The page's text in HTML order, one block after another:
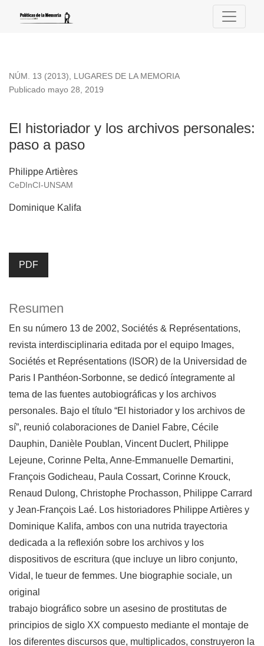
El historiador y los archivos personales: paso a paso
NÚM. 13 (2013), LUGARES DE LA MEMORIA
El historiador y los archivos personales:
paso a paso
Publicado mayo 28, 2019
Philippe Artières
CeDInCI-UNSAM
Dominique Kalifa
PDF
Resumen
En su número 13 de 2002, Sociétés & Représentations,
revista interdisciplinaria editada por el equipo Images,
Sociétés et Représentations (ISOR) de la Universidad de
Paris I Panthéon-Sorbonne, se dedicó íntegramente al
tema de las fuentes autobiográficas y los archivos
personales. Bajo el título “El historiador y los archivos de
sí”, reunió colaboraciones de Daniel Fabre, Cécile
Dauphin, Danièle Poublan, Vincent Duclert, Philippe
Lejeune, Corinne Pelta, Anne-Emmanuelle Demartini,
François Godicheau, Paula Cossart, Corinne Krouck,
Renaud Dulong, Christophe Prochasson, Philippe Carrard
y Jean-François Laé. Los historiadores Philippe Artières y
Dominique Kalifa, ambos con una nutrida trayectoria
dedicada a la reflexión sobre los archivos y los
dispositivos de escritura (que incluye un libro conjunto,
Vidal, le tueur de femmes. Une biographie sociale, un
original
trabajo biográfico sobre un asesino de prostitutas de
principios de siglo XX compuesto mediante el montaje de
los diferentes discursos que, multiplicados, construyeron la